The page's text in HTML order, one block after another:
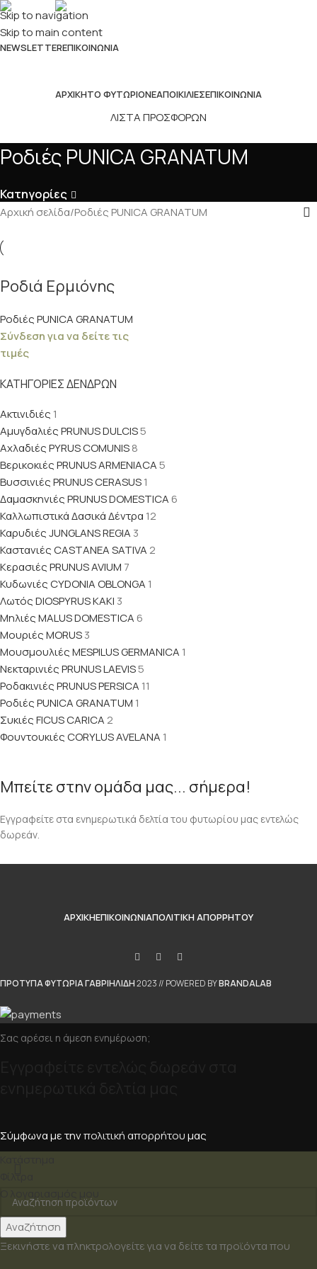
Skip to navigation
Skip to main content
NEWSLETTERΕΠΙΚΟΙΝΩΝΊΑ
ΑΡΧΙΚΉΤΟ ΦΥΤΏΡΙΟΝΈΑΠΟΙΚΙΛΊΕΣΕΠΙΚΟΙΝΩΝΊΑ
ΛΙΣΤΑ ΠΡΟΣΦΟΡΩΝ
Ροδιές PUNICA GRANATUM
Κατηγορίες
ΚΑΤΗΓΟΡΊΕΣ ΔΈΝΔΡΩΝ
Ακτινιδιές 1
Αμυγδαλιές PRUNUS DULCIS5
Αχλαδιές PYRUS COMUNIS8
Βερικοκιές PRUNUS ARMENIACA5
Βυσσινιές PRUNUS CERASUS1
Δαμασκηνιές PRUNUS DOMESTICA6
Καλλωπιστικά Δασικά Δέντρα 12
Καρυδιές JUNGLANS REGIA 3
Καστανιές CASTANEA SATIVA 2
Κερασιές PRUNUS AVIUM 7
Κυδωνιές CYDONIA OBLONGA 1
Λωτός DIOSPYRUS KAKI 3
Μηλιές MALUS DOMESTICA6
Μουριές MORUS3
Μουσμουλιές MESPILUS GERMANICA 1
Νεκταρινιές PRUNUS LAEVIS5
Ροδακινιές PRUNUS PERSICA 11
Ροδιές PUNICA GRANATUM 1
Συκιές FICUS CARICA 2
Φουντουκιές CORYLUS AVELANA 1
Αρχική σελίδα Ροδιές PUNICA GRANATUM
Ροδιά Ερμιόνης
Ροδιές PUNICA GRANATUM
Σύνδεση για να δείτε τις
τιμές
Μπείτε στην ομάδα μας... σήμερα!
Εγγραφείτε στα ενημερωτικά δελτία του φυτωρίου μας εντελώς
δωρεάν.
ΑΡΧΙΚΉΕΠΙΚΟΙΝΩΝΊΑΠΟΛΙΤΙΚΉ ΑΠΟΡΡΉΤΟΥ
ΠΡΟΤΥΠΑ ΦΥΤΩΡΙΑ ΓΑΒΡΙΗΛΙΔΗ2023 // POWERED BYBRANDALAB
Σας αρέσει η άμεση ενημέρωση;
Σύμφωνα με τηνπολιτική απορρήτουμας
Αναζήτηση
Ξεκινήστε να πληκτρολογείτε για να δείτε τα προϊόντα που